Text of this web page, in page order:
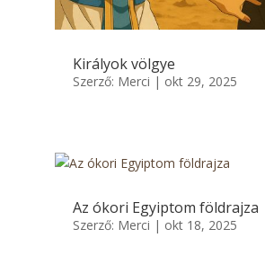
Királyok völgye
Szerző: Merci | okt 29, 2025
Az ókori Egyiptom földrajza
Szerző: Merci | okt 18, 2025